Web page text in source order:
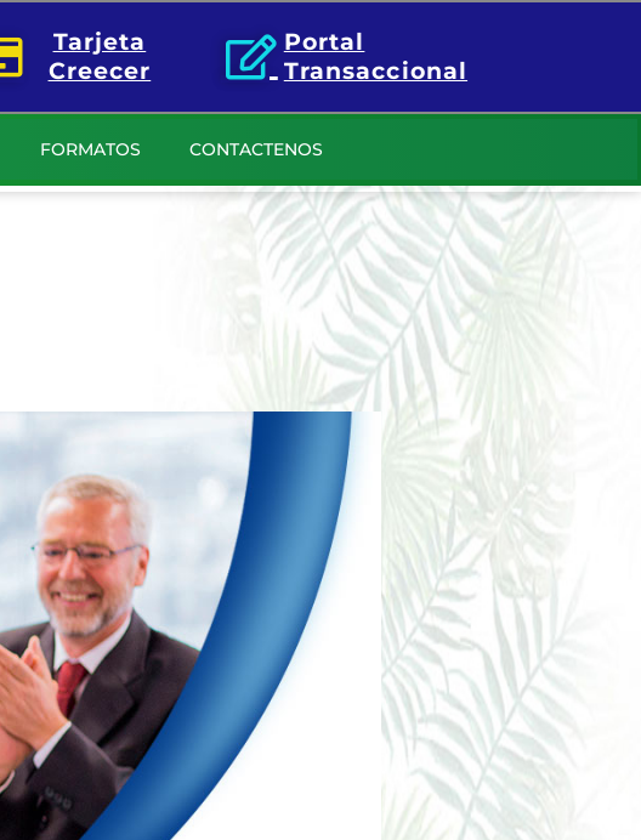
Tarjeta
Creecer
Portal
Transaccional
FORMATOS CONTACTENOS